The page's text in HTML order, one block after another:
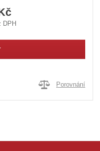
DPH
Porovnání